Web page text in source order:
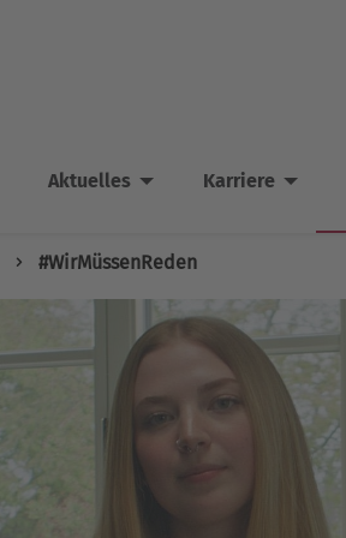
Aktuelles Karriere
#WirMüssenReden